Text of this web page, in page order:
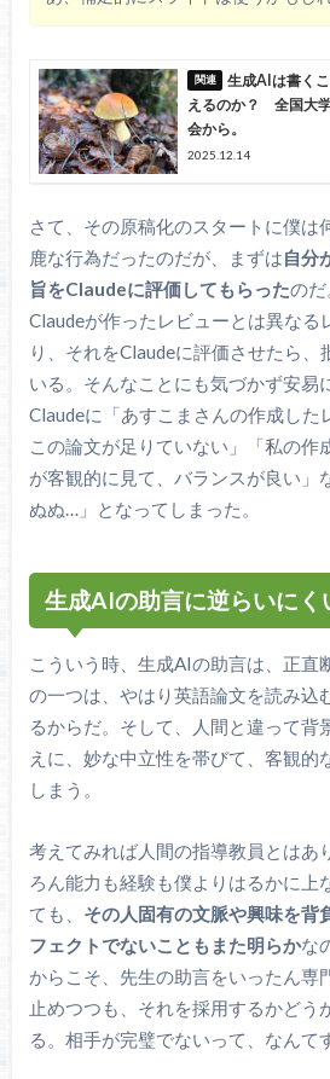
生成AIは書く
えるのか？ 全国大
会から。
2025.12.14
さて、その原稿化のスタートに僕は
鹿な行為だったのだが、まずは自分
旨をClaudeに評価してもらったのだ
Claudeが作ったレビューとは異なる
り、それをClaudeに評価させたら、
いる。そんなことにも気づかず安易
Claudeに「あすこまさんの作成した
この論文が足りていない」「私の作
が客観的に見て、バランスが良い」
ぬぬ…」となってしまった。
生成AIの助言に逆らいにく
こういう時、生成AIの助言は、正直
の一つは、やはり英語論文を読み込
るからだ。そして、人間と違って背
えに、妙な中立性を帯びて、客観的
しまう。
考えてみれば人間の指導教員とはあ
ろん能力も経験も僕よりはるかに上
ても、 その人固有の文脈や興味を背
フェクトでないこともまた明らかな
からこそ、先生の助言をいったん専
止めつつも、それを採用するかどう
る。相手が完璧でないって、なんて